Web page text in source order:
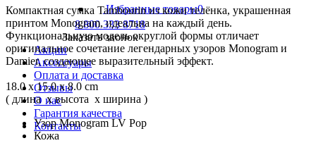
Избранные товары0
8 800 333 8718
Заказать звонок
Акции
Аксессуары
Оплата и доставка
Отзывы
О нас
Гарантия качества
Контакты
Компактная сумка Tambourin из кожи телёнка, украшенная
принтом Monogram, идеальна на каждый день.
Функциональную модель округлой формы отличает
оригинальное сочетание легендарных узоров Monogram и
Damier, создающее выразительный эффект.
18.0 x 15.0 x 8.0 cm
( длина x высота x ширина )
Узор Monogram LV Pop
Кожа